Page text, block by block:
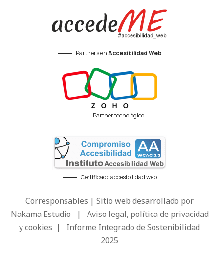
Partners enAccesibilidad Web
Partner tecnológico
Certificado accesibilidad web
Corresponsables | Sitio web desarrollado por
Nakama Estudio | Aviso legal, política de privacidad
y cookies | Informe Integrado de Sostenibilidad
2025